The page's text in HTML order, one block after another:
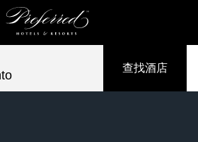
查找酒店